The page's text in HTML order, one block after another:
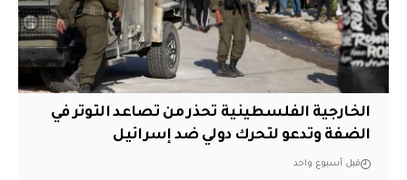
الخارجية الفلسطينية تحذر من تصاعد التوتر في
الضفة وتدعو لتحرك دولي ضد إسرائيل
قبل أسبوع واحد